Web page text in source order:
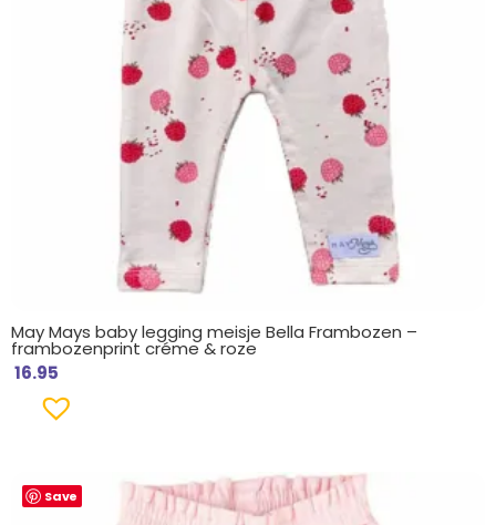
May Mays baby legging meisje Bella Frambozen –
frambozenprint créme & roze
16.95
Save